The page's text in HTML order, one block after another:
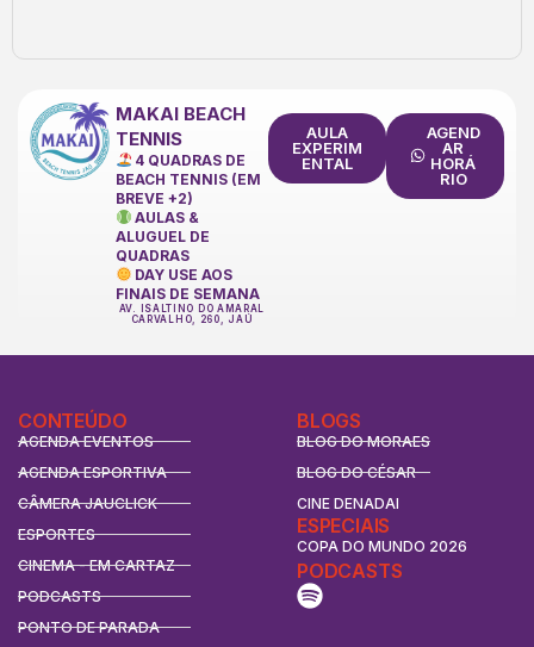
MAKAI BEACH
TENNIS
4 QUADRAS DE
BEACH TENNIS (EM
BREVE +2)
AULAS &
ALUGUEL DE
QUADRAS
DAY USE AOS
FINAIS DE SEMANA
AV. ISALTINO DO AMARAL
CARVALHO, 260, JAÚ
AULA
EXPERIM
ENTAL
AGEND
AR
HORÁ
RIO
CONTEÚDO
AGENDA EVENTOS
AGENDA ESPORTIVA
CÂMERA JAUCLICK
ESPORTES
CINEMA - EM CARTAZ
PODCASTS
PONTO DE PARADA
BLOGS
BLOG DO MORAES
BLOG DO CÉSAR
CINE DENADAI
ESPECIAIS
COPA DO MUNDO 2026
PODCASTS